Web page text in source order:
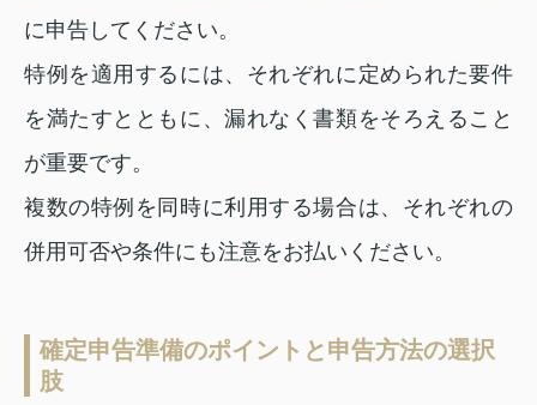
に申告してください。
特例を適用するには、それぞれに定められた要件
を満たすとともに、漏れなく書類をそろえること
が重要です。
複数の特例を同時に利用する場合は、それぞれの
併用可否や条件にも注意をお払いください。
確定申告準備のポイントと申告方法の選択
肢